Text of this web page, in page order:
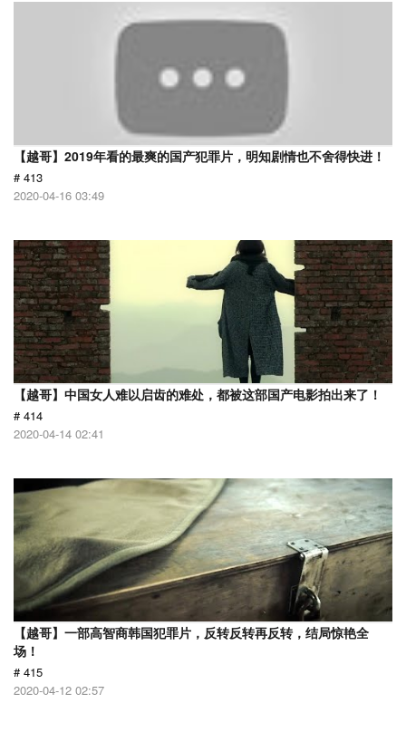
【越哥】2019年看的最爽的国产犯罪片，明知剧情也不舍得快进！
# 413
2020-04-16 03:49
【越哥】中国女人难以启齿的难处，都被这部国产电影拍出来了！
# 414
2020-04-14 02:41
【越哥】一部高智商韩国犯罪片，反转反转再反转，结局惊艳全
场！
# 415
2020-04-12 02:57